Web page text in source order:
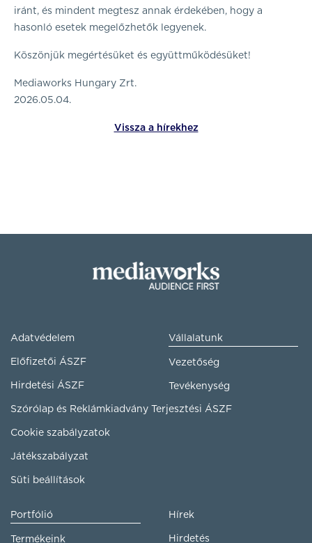
iránt, és mindent megtesz annak érdekében, hogy a
hasonló esetek megelőzhetők legyenek.
Köszönjük megértésüket és együttműködésüket!
Mediaworks Hungary Zrt.
2026.05.04.
Vissza a hírekhez
Adatvédelem
Előfizetői ÁSZF
Hirdetési ÁSZF
Szórólap és Reklámkiadvány Terjesztési ÁSZF
Cookie szabályzatok
Játékszabályzat
Süti beállítások
Vállalatunk
Vezetőség
Tevékenység
Portfólió
Termékeink
Hírek
Hirdetés